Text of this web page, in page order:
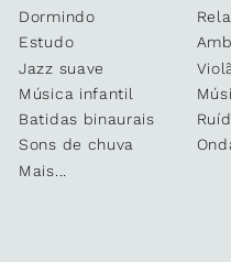
Dormindo
Estudo
Jazz suave
Música infantil
Batidas binaurais
Sons de chuva
Mais...